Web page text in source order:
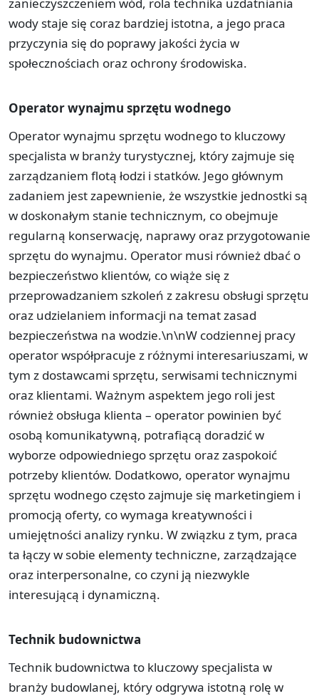
wody staje się coraz bardziej istotna, a jego praca
przyczynia się do poprawy jakości życia w
społecznościach oraz ochrony środowiska.
Operator wynajmu sprzętu wodnego
Operator wynajmu sprzętu wodnego to kluczowy
specjalista w branży turystycznej, który zajmuje się
zarządzaniem flotą łodzi i statków. Jego głównym
zadaniem jest zapewnienie, że wszystkie jednostki są
w doskonałym stanie technicznym, co obejmuje
regularną konserwację, naprawy oraz przygotowanie
sprzętu do wynajmu. Operator musi również dbać o
bezpieczeństwo klientów, co wiąże się z
przeprowadzaniem szkoleń z zakresu obsługi sprzętu
oraz udzielaniem informacji na temat zasad
bezpieczeństwa na wodzie.\n\nW codziennej pracy
operator współpracuje z różnymi interesariuszami, w
tym z dostawcami sprzętu, serwisami technicznymi
oraz klientami. Ważnym aspektem jego roli jest
również obsługa klienta – operator powinien być
osobą komunikatywną, potrafiącą doradzić w
wyborze odpowiedniego sprzętu oraz zaspokoić
potrzeby klientów. Dodatkowo, operator wynajmu
sprzętu wodnego często zajmuje się marketingiem i
promocją oferty, co wymaga kreatywności i
umiejętności analizy rynku. W związku z tym, praca
ta łączy w sobie elementy techniczne, zarządzające
oraz interpersonalne, co czyni ją niezwykle
interesującą i dynamiczną.
Technik budownictwa
Technik budownictwa to kluczowy specjalista w
branży budowlanej, który odgrywa istotną rolę w